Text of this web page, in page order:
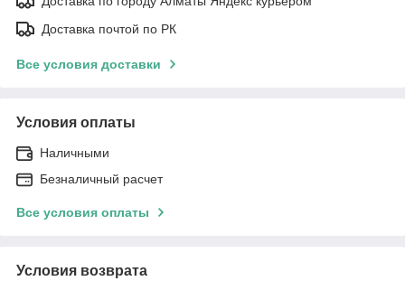
Доставка почтой по РК
Все условия доставки
Условия оплаты
Наличными
Безналичный расчет
Все условия оплаты
Условия возврата